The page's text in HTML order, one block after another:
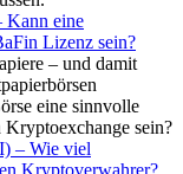
Kann eine
Lizenz sein?
– und damit
eine sinnvolle
sein?
– Wie viel
Kryptoverwahrer?